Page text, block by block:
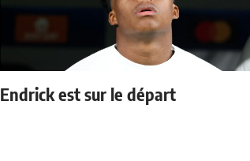
Endrick est sur le départ